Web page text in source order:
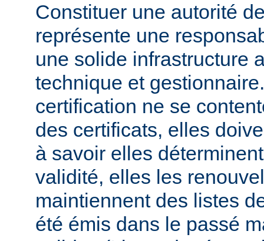
Constituer une autorité
représente une
une solide infrastructure
technique et
certification ne se
des certificats, elles
à savoir elles
validité, elles les
maintiennent des listes
été émis dans le passé